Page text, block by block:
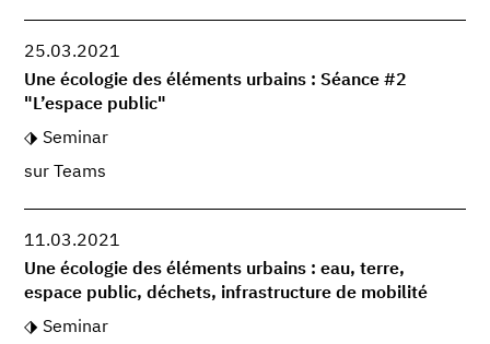
25.03.2021
Une écologie des éléments urbains : Séance #2
"L’espace public"
Seminar
sur Teams
11.03.2021
Une écologie des éléments urbains : eau, terre,
espace public, déchets, infrastructure de mobilité
Seminar